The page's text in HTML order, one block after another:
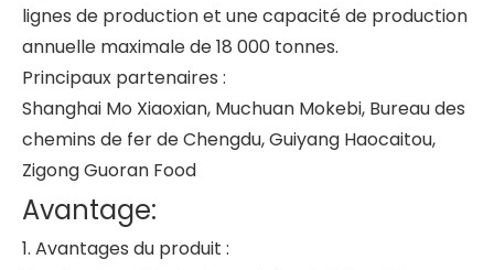
lignes de production et une capacité de production
annuelle maximale de 18 000 tonnes.
Principaux partenaires :
Shanghai Mo Xiaoxian, Muchuan Mokebi, Bureau des
chemins de fer de Chengdu, Guiyang Haocaitou,
Zigong Guoran Food
Avantage:
1. Avantages du produit :